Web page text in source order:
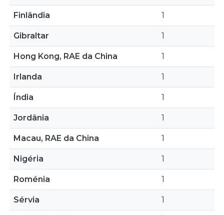
Finlândia 1
Gibraltar 1
Hong Kong, RAE da China 1
Irlanda 1
Índia 1
Jordânia 1
Macau, RAE da China 1
Nigéria 1
Roménia 1
Sérvia 1